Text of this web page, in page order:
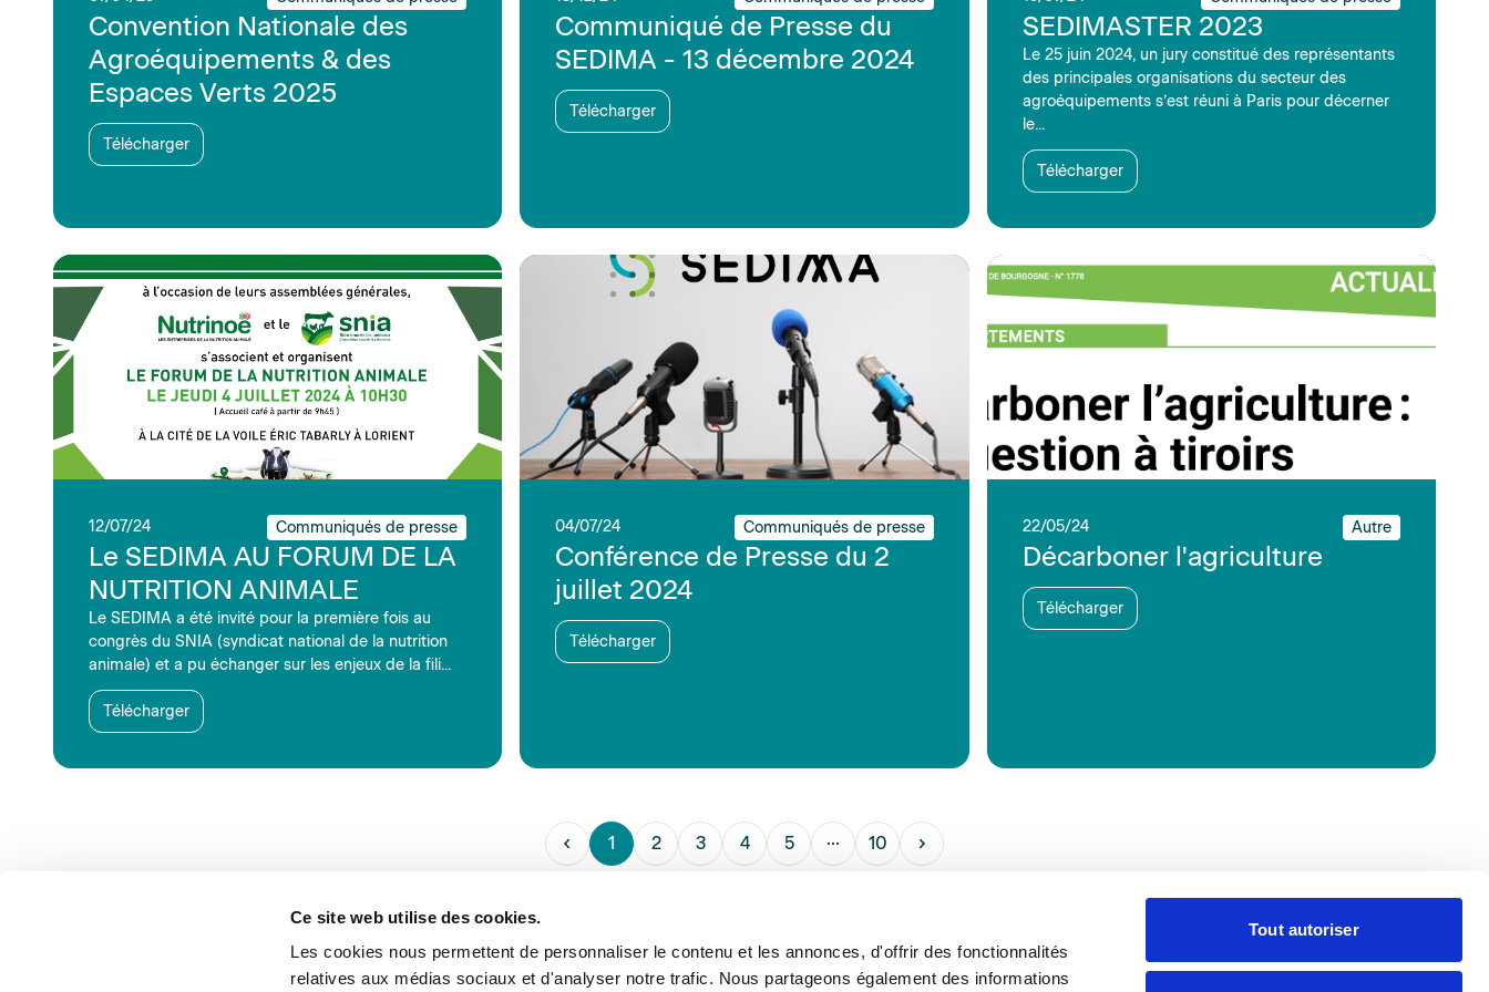
Ce site web utilise des cookies.
Les cookies nous permettent de personnaliser le contenu et les annonces, d'offrir des fonctionnalités
relatives aux médias sociaux et d'analyser notre trafic. Nous partageons également des informations
Tout autoriser
Convention Nationale des
Agroéquipements & des
Espaces Verts 2025
Télécharger
Communiqué de Presse du
SEDIMA - 13 décembre 2024
Télécharger
SEDIMASTER 2023
Le 25 juin 2024, un jury constitué des représentants
des principales organisations du secteur des
agroéquipements s’est réuni à Paris pour décerner
le...
Télécharger
12/07/24 Communiqués de presse
Le SEDIMA AU FORUM DE LA
NUTRITION ANIMALE
Le SEDIMA a été invité pour la première fois au
congrès du SNIA (syndicat national de la nutrition
animale) et a pu échanger sur les enjeux de la fili...
Télécharger
04/07/24 Communiqués de presse
Conférence de Presse du 2
juillet 2024
Télécharger
22/05/24 Autre
Décarboner l'agriculture
Télécharger
1 2 3 4 5 10
À proposAssistance et expertise FormationsOffres d’emploiAnnuairePresse